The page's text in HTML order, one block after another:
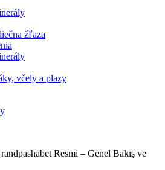
žľaza
včely a plazy
Resmi – Genel Bakış ve